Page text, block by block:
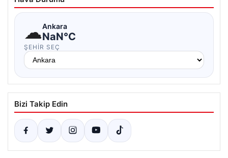
☁Ankara
NaN°C
ŞEHIR SEÇ
Bizi Takip Edin